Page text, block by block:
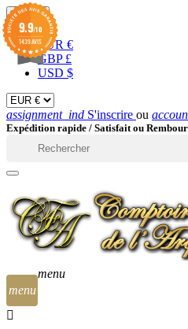
EUR 
EUR €
GBP £
USD $
assignment_ind S'inscrire ou
Expédition rapide / Satisfait ou
menu
menu
9.9/10
1439 AVIS